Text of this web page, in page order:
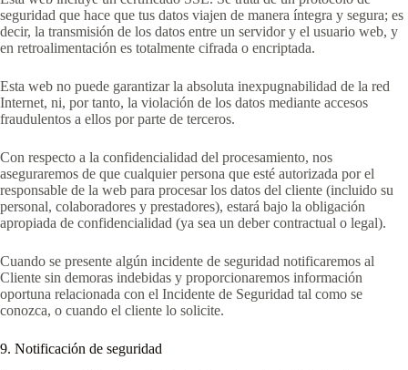
seguridad que hace que tus datos viajen de manera íntegra y segura; es
decir, la transmisión de los datos entre un servidor y el usuario web, y
en retroalimentación es totalmente cifrada o encriptada.
Esta web no puede garantizar la absoluta inexpugnabilidad de la red
Internet, ni, por tanto, la violación de los datos mediante accesos
fraudulentos a ellos por parte de terceros.
Con respecto a la confidencialidad del procesamiento, nos
aseguraremos de que cualquier persona que esté autorizada por el
responsable de la web para procesar los datos del cliente (incluido su
personal, colaboradores y prestadores), estará bajo la obligación
apropiada de confidencialidad (ya sea un deber contractual o legal).
Cuando se presente algún incidente de seguridad notificaremos al
Cliente sin demoras indebidas y proporcionaremos información
oportuna relacionada con el Incidente de Seguridad tal como se
conozca, o cuando el cliente lo solicite.
9. Notificación de seguridad